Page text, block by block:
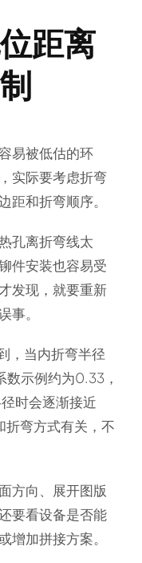
距离
易被低估的环
实际要考虑折弯
距和折弯顺序。
孔离折弯线太
件安装也容易受
发现，就要重新
事。
，当内折弯半径
数示例约为0.33，
时会逐渐接近
弯方式有关，不
方向、展开图版
要看设备是否能
增加拼接方案。